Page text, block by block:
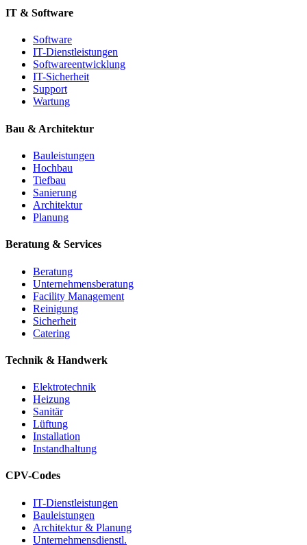
IT & Software
Software
IT-Dienstleistungen
Softwareentwicklung
IT-Sicherheit
Support
Wartung
Bau & Architektur
Bauleistungen
Hochbau
Tiefbau
Sanierung
Architektur
Planung
Beratung & Services
Beratung
Unternehmensberatung
Facility Management
Reinigung
Sicherheit
Catering
Technik & Handwerk
Elektrotechnik
Heizung
Sanitär
Lüftung
Installation
Instandhaltung
CPV-Codes
IT-Dienstleistungen
Bauleistungen
Architektur & Planung
Unternehmensdienstl.